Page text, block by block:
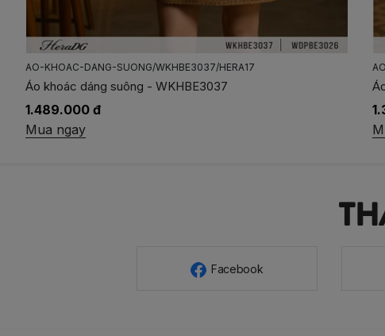
AO-KHOAC-DA-TWEED-DANG-NGAN/WSTBE4050A/HERA17
Áo khoác dạ tweed dáng ngắn - WSTBE4050A
1.389.000 đ
Mua ngay
Facebook